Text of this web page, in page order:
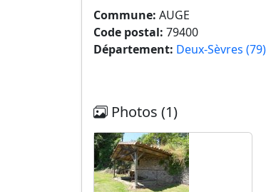
Commune: AUGE
Code postal: 79400
Département: Deux-Sèvres (79)
Photos (1)